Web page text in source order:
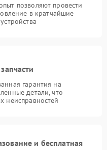
позволяют провести
в кратчайшие
гарантия на
детали, что
неисправностей
и бесплатная